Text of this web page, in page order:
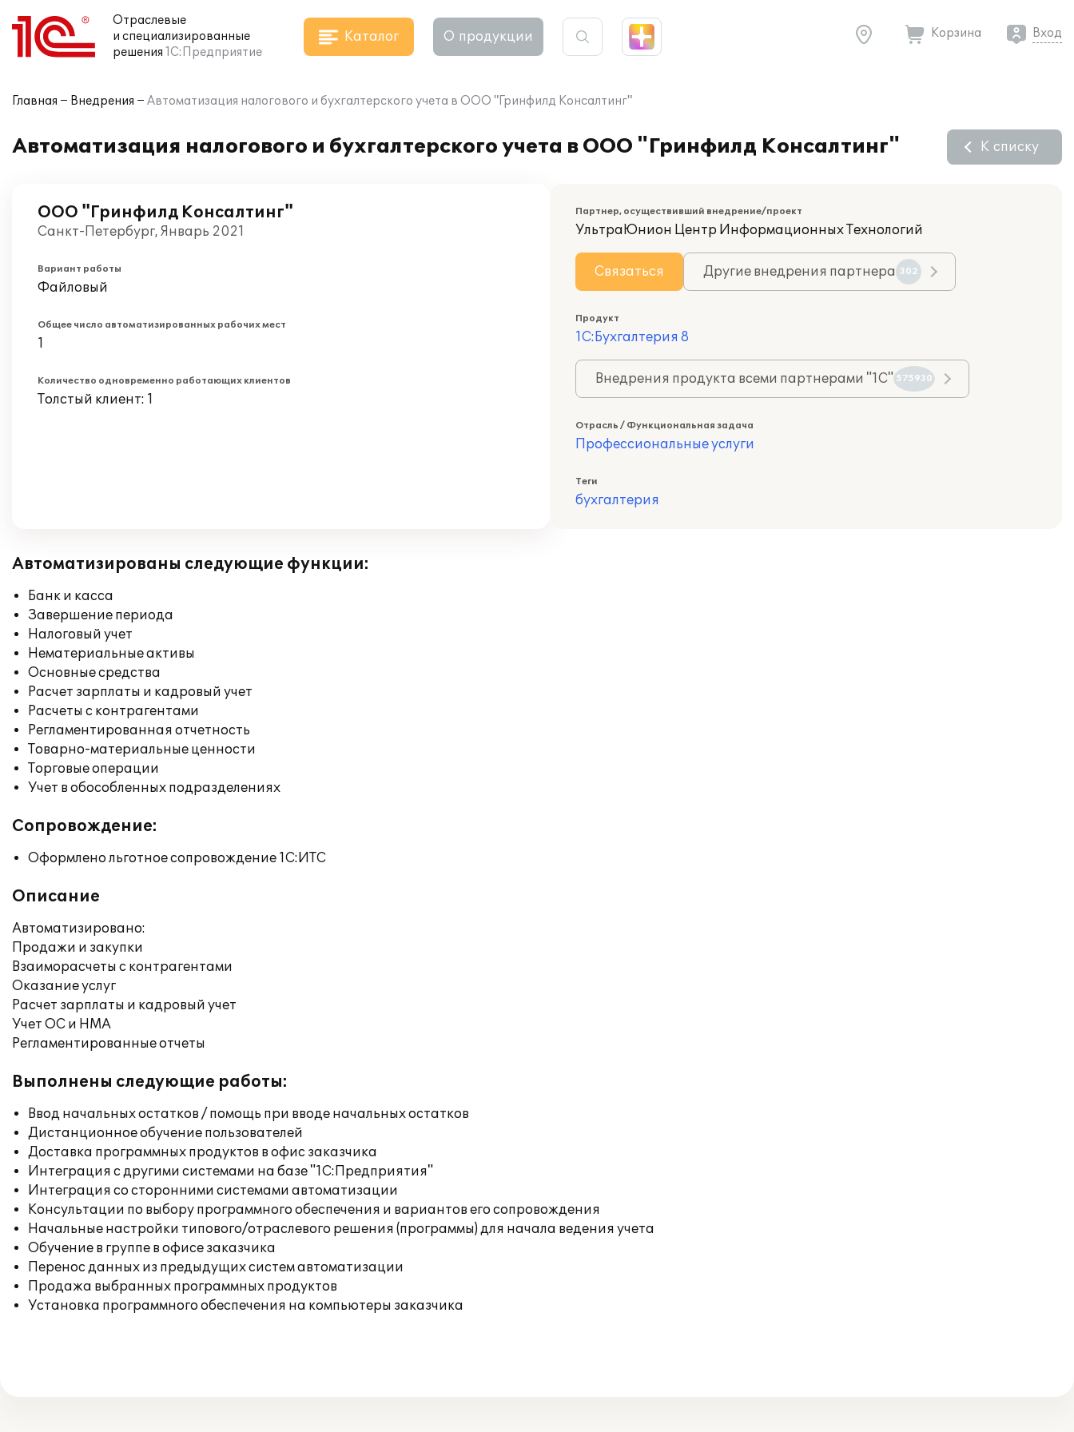
Отраслевые
и специализированные
решения 1С:Предприятие
Каталог О продукции Корзина Вход
Главная Внедрения Автоматизация налогового и бухгалтерского учета в ООО "Гринфилд Консалтинг"
Автоматизация налогового и бухгалтерского учета в ООО "Гринфилд Консалтинг" К списку
ООО "Гринфилд Консалтинг"
Санкт-Петербург, Январь 2021
Вариант работы
Файловый
Общее число автоматизированных рабочих мест
1
Количество одновременно работающих клиентов
Толстый клиент: 1
Партнер, осуществивший внедрение/проект
УльтраЮнион Центр Информационных Технологий
Связаться Другие внедрения партнера 302
Продукт
1С:Бухгалтерия 8
Внедрения продукта всеми партнерами "1С" 575930
Отрасль / Функциональная задача
Профессиональные услуги
Теги
бухгалтерия
Автоматизированы следующие функции:
Банк и касса
Завершение периода
Налоговый учет
Нематериальные активы
Основные средства
Расчет зарплаты и кадровый учет
Расчеты с контрагентами
Регламентированная отчетность
Товарно-материальные ценности
Торговые операции
Учет в обособленных подразделениях
Сопровождение:
Оформлено льготное сопровождение 1С:ИТС
Описание
Автоматизировано:
Продажи и закупки
Взаиморасчеты с контрагентами
Оказание услуг
Расчет зарплаты и кадровый учет
Учет ОС и НМА
Регламентированные отчеты
Выполнены следующие работы:
Ввод начальных остатков / помощь при вводе начальных остатков
Дистанционное обучение пользователей
Доставка программных продуктов в офис заказчика
Интеграция с другими системами на базе "1С:Предприятия"
Интеграция со сторонними системами автоматизации
Консультации по выбору программного обеспечения и вариантов его сопровождения
Начальные настройки типового/отраслевого решения (программы) для начала ведения учета
Обучение в группе в офисе заказчика
Перенос данных из предыдущих систем автоматизации
Продажа выбранных программных продуктов
Установка программного обеспечения на компьютеры заказчика